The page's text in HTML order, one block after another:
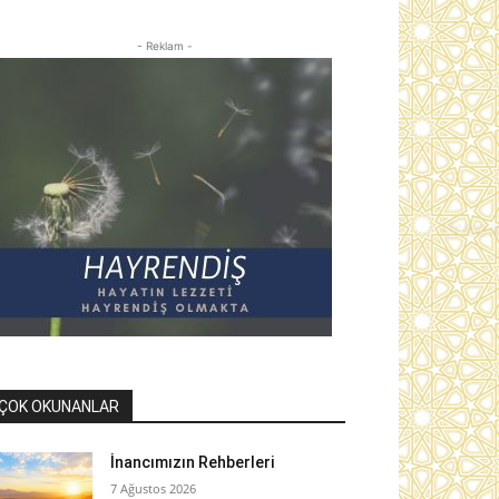
- Reklam -
OKUNANLAR
İnancımızın Rehberleri
7 Ağustos 2026